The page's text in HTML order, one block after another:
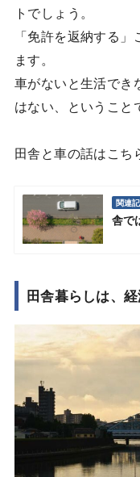
トでしょう。
「免許を返納する
ます。
車がないと生活でき
はない、ということ
田舎と車の話はこ
関連
舎で
田舎暮らしは、